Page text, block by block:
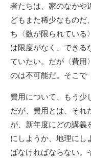
者たちは、家のなかや
どもまた稀少なものだ
ち〈数が限られている
は限度がなく、できる
ていたい。だが〈費用
のは不可能だ。そこで
費用について、もう少
だが、費用とは、それ
が、新年度にどの講義
にしようか、地理にし
ばなければならない。